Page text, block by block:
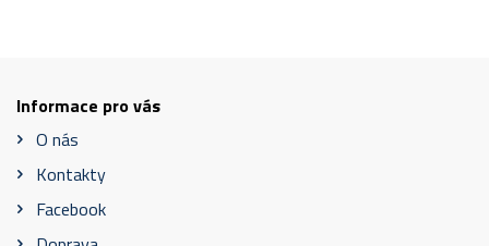
Informace pro vás
O nás
Kontakty
Facebook